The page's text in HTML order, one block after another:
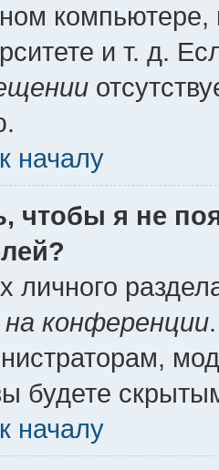
компьютере,
и т. д.
началу
чтобы я не
личного
конференции
будете
началу